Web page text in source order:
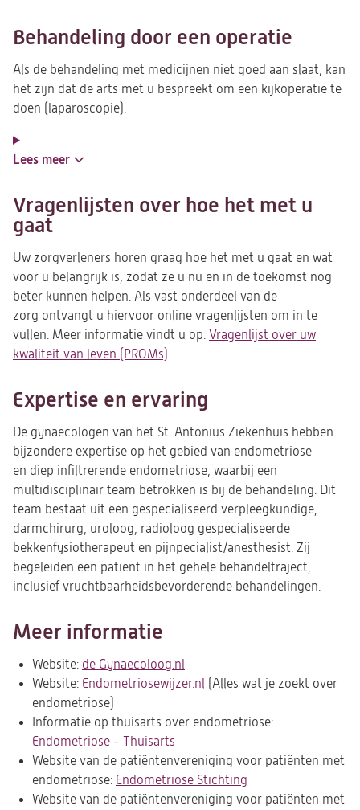
Behandeling door een operatie
Als de behandeling met medicijnen niet goed aan slaat, kan
het zijn dat de arts met u bespreekt om een kijkoperatie te
doen (laparoscopie).
Lees meer
Vragenlijsten over hoe het met u
gaat
Uw zorgverleners horen graag hoe het met u gaat en wat
voor u belangrijk is, zodat ze u nu en in de toekomst nog
beter kunnen helpen. Als vast onderdeel van de
zorg ontvangt u hiervoor online vragenlijsten om in te
vullen. Meer informatie vindt u op: Vragenlijst over uw
kwaliteit van leven (PROMs)
Expertise en ervaring
De gynaecologen van het St. Antonius Ziekenhuis hebben
bijzondere expertise op het gebied van endometriose
en diep infiltrerende endometriose, waarbij een
multidisciplinair team betrokken is bij de behandeling. Dit
team bestaat uit een gespecialiseerd verpleegkundige,
darmchirurg, uroloog, radioloog gespecialiseerde
bekkenfysiotherapeut en pijnpecialist/anesthesist. Zij
begeleiden een patiënt in het gehele behandeltraject,
inclusief vruchtbaarheidsbevorderende behandelingen.
Meer informatie
Website: de Gynaecoloog.nl
in
nieuwe
Website: Endometriosewijzer.nl (opent
een
tab)
(Alles wat je zoekt over
endometriose)
Informatie op thuisarts over endometriose:
Endometriose - Thuisarts
in
een
nieuwe
Website van de patiëntenvereniging voor patiënten met
endometriose: Endometriose Stichting
in
Website van de patiëntenvereniging voor patiënten met